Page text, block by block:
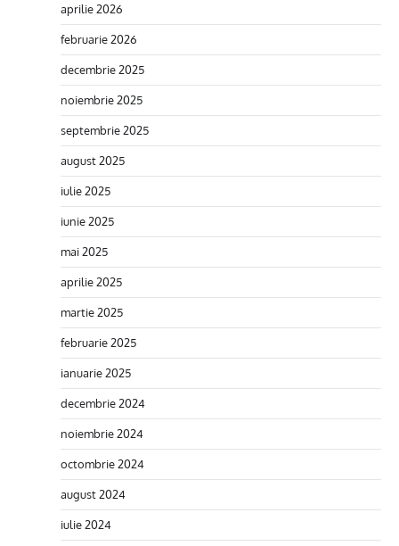
aprilie 2026
februarie 2026
decembrie 2025
noiembrie 2025
septembrie 2025
august 2025
iulie 2025
iunie 2025
mai 2025
aprilie 2025
martie 2025
februarie 2025
ianuarie 2025
decembrie 2024
noiembrie 2024
octombrie 2024
august 2024
iulie 2024